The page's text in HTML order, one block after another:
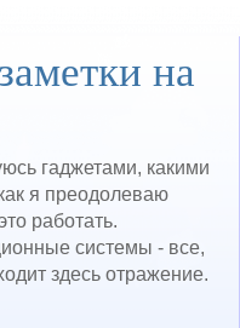
на
гаджетами, какими
я преодолеваю
работать.
системы - все,
здесь отражение.